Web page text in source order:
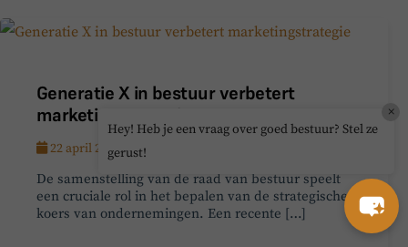
Generatie X in bestuur verbetert
marketingstrategie
22 april 2025
De samenstelling van de raad van bestuur speelt
een cruciale rol in het bepalen van de strategische
koers van ondernemingen. Een recente […]
Hey! Heb je een vraag over goed bestuur? Stel ze
gerust!
×